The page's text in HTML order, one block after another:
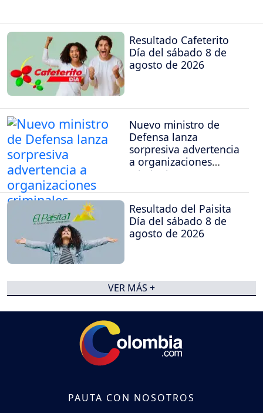
Resultado Cafeterito
Día del sábado 8 de
agosto de 2026
Nuevo ministro de
Defensa lanza
sorpresiva advertencia
a organizaciones
criminales
Resultado del Paisita
Día del sábado 8 de
agosto de 2026
VER MÁS +
PAUTA CON NOSOTROS